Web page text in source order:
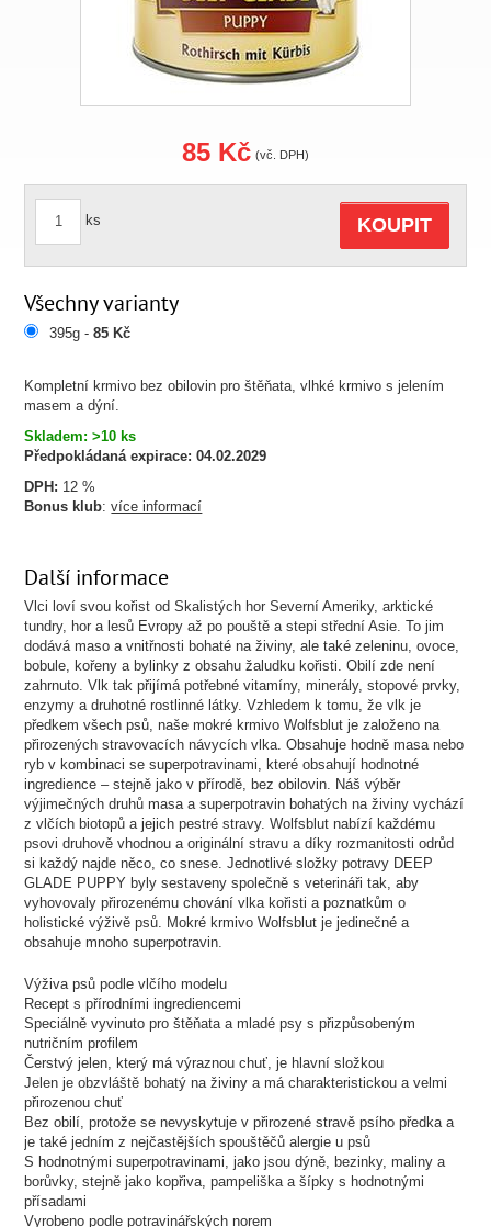
Kompletní krmivo bez obilovin pro štěňata, vlhké krmivo s jelením
masem a dýní.
Skladem: >10 ks
Předpokládaná expirace: 04.02.2029
DPH: 12 %
Bonus klub:více informací
85 Kč (vč. DPH)
ks KOUPIT
Všechny varianty
395g -85 Kč
Další informace
Vlci loví svou kořist od Skalistých hor Severní Ameriky, arktické
tundry, hor a lesů Evropy až po pouště a stepi střední Asie. To jim
dodává maso a vnitřnosti bohaté na živiny, ale také zeleninu, ovoce,
bobule, kořeny a bylinky z obsahu žaludku kořisti. Obilí zde není
zahrnuto. Vlk tak přijímá potřebné vitamíny, minerály, stopové prvky,
enzymy a druhotné rostlinné látky. Vzhledem k tomu, že vlk je
předkem všech psů, naše mokré krmivo Wolfsblut je založeno na
přirozených stravovacích návycích vlka. Obsahuje hodně masa nebo
ryb v kombinaci se superpotravinami, které obsahují hodnotné
ingredience – stejně jako v přírodě, bez obilovin. Náš výběr
výjimečných druhů masa a superpotravin bohatých na živiny vychází
z vlčích biotopů a jejich pestré stravy. Wolfsblut nabízí každému
psovi druhově vhodnou a originální stravu a díky rozmanitosti odrůd
si každý najde něco, co snese. Jednotlivé složky potravy DEEP
GLADE PUPPY byly sestaveny společně s veterináři tak, aby
vyhovovaly přirozenému chování vlka kořisti a poznatkům o
holistické výživě psů. Mokré krmivo Wolfsblut je jedinečné a
obsahuje mnoho superpotravin.
Výživa psů podle vlčího modelu
Recept s přírodními ingrediencemi
Speciálně vyvinuto pro štěňata a mladé psy s přizpůsobeným
nutričním profilem
Čerstvý jelen, který má výraznou chuť, je hlavní složkou
Jelen je obzvláště bohatý na živiny a má charakteristickou a velmi
přirozenou chuť
Bez obilí, protože se nevyskytuje v přirozené stravě psího předka a
je také jedním z nejčastějších spouštěčů alergie u psů
S hodnotnými superpotravinami, jako jsou dýně, bezinky, maliny a
borůvky, stejně jako kopřiva, pampeliška a šípky s hodnotnými
přísadami
Vyrobeno podle potravinářských norem